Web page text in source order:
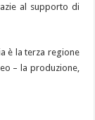
al supporto di
è la terza regione
– la produzione,